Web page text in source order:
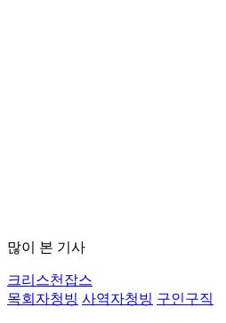
많이 본 기사
크리스천잡스
목회자청빙 사역자청빙 구인구직